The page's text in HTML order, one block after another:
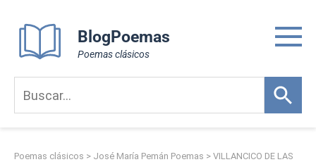
content
BlogPoemas
Poemas clásicos
Poemas clásicos > José María Pemán Poemas > VILLANCICO DE LAS